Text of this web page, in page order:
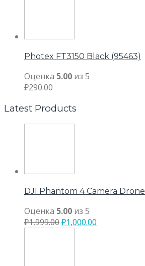
Photex FT3150 Black (95463)
Оценка 5.00 из 5
₽290.00
Latest Products
DJI Phantom 4 Camera Drone
Оценка 5.00 из 5
₽1,999.00₽1,000.00